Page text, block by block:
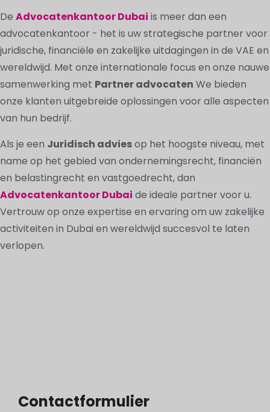
De Advocatenkantoor Dubai is meer dan een
advocatenkantoor - het is uw strategische partner voor
juridische, financiële en zakelijke uitdagingen in de VAE en
wereldwijd. Met onze internationale focus en onze nauwe
samenwerking met Partner advocaten We bieden
onze klanten uitgebreide oplossingen voor alle aspecten
van hun bedrijf.
Als je een Juridisch adviesop het hoogste niveau, met
name op het gebied van ondernemingsrecht, financiën
en belastingrecht en vastgoedrecht, dan
Advocatenkantoor Dubai de ideale partner voor u.
Vertrouw op onze expertise en ervaring om uw zakelijke
activiteiten in Dubai en wereldwijd succesvol te laten
verlopen.
Contactformulier